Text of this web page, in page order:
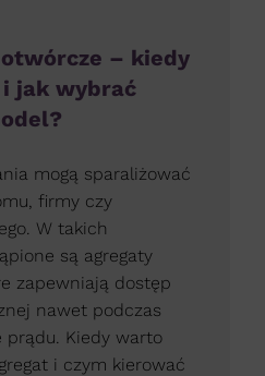
– kiedy
jak wybrać
mogą sparaliżować
firmy czy
W takich
są agregaty
zapewniają dostęp
nawet podczas
Kiedy warto
i czym kierować